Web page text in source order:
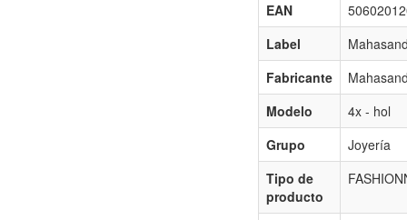
EAN
Label
Fabricante
Modelo
4x - hol
Grupo
Joyería
Tipo de
producto